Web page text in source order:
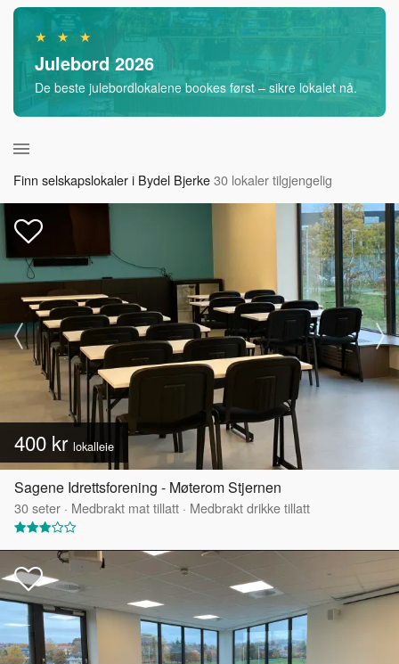
★ ★ ★
Julebord 2026
De beste julebordlokalene bookes først – sikre lokalet nå.
Finn selskapslokaler i Bydel Bjerke30 lokaler tilgjengelig
400 kr lokalleie
Sagene Idrettsforening - Møterom Stjernen
30seter · Medbrakt mat tillatt · Medbrakt drikke tillatt